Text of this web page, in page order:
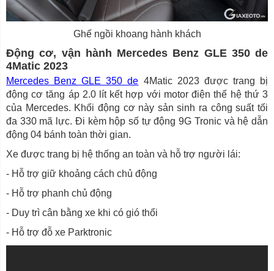
Ghế ngồi khoang hành khách
Động cơ, vận hành Mercedes Benz GLE 350 de
4Matic 2023
Mercedes Benz GLE 350 de 4Matic 2023 được trang bị
động cơ tăng áp 2.0 lít kết hợp với motor điện thế hệ thứ 3
của Mercedes. Khối động cơ này sản sinh ra công suất tối
đa 330 mã lực. Đi kèm hộp số tự động 9G Tronic và hệ dẫn
động 04 bánh toàn thời gian.
Xe được trang bị hệ thống an toàn và hỗ trợ người lái:
- Hỗ trợ giữ khoảng cách chủ động
- Hỗ trợ phanh chủ động
- Duy trì cân bằng xe khi có gió thổi
- Hỗ trợ đỗ xe Parktronic